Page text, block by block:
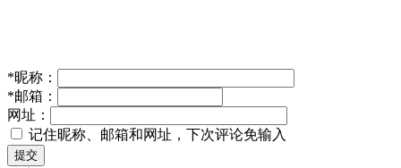
*昵称：
*邮箱：
网址：
记住昵称、邮箱和网址，下次评论免输入
提交